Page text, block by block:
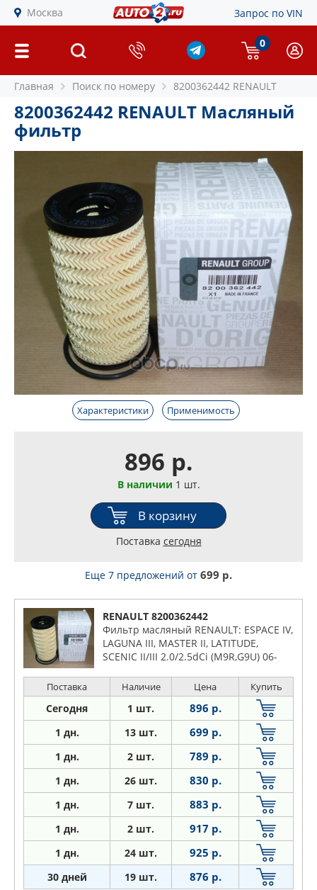
Москва Запрос по VIN
0
Главная Поиск по номеру 8200362442 RENAULT
8200362442 RENAULT Масляный
фильтр
Характеристики Применимость
896 р.
В наличии 1 шт.
В корзину
Поставка сегодня
Еще 7 предложений от 699 р.
RENAULT 8200362442
Фильтр масляный RENAULT: ESPACE IV,
LAGUNA III, MASTER II, LATITUDE,
SCENIC II/III 2.0/2.5dCi (M9R,G9U) 06-
VIVARO 2.0/2.5CDTI 07-
Поставка Наличие Цена Купить
Сегодня 1 шт. 896 р.
1 дн. 13 шт. 699 р.
1 дн. 2 шт. 789 р.
1 дн. 26 шт. 830 р.
1 дн. 7 шт. 883 р.
1 дн. 2 шт. 917 р.
1 дн. 24 шт. 925 р.
30 дней 19 шт. 876 р.